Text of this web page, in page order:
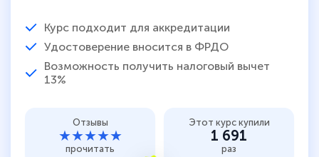
Курс подходит для аккредитации
Удостоверение вносится в ФРДО
Возможность получить налоговый вычет
13%
Отзывы
★★★★★
прочитать
Этот курс купили
1 691
раз